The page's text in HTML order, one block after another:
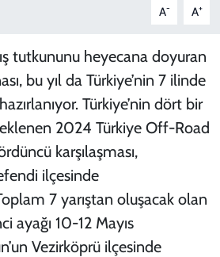
A- A+
tutkununu heyecana doyuran
bu yıl da Türkiye’nin 7 ilinde
Türkiye’nin dört bir
2024 Türkiye Off-Road
karşılaşması,
ilçesinde
7 yarıştan oluşacak olan
ayağı 10-12 Mayıs
Vezirköprü ilçesinde